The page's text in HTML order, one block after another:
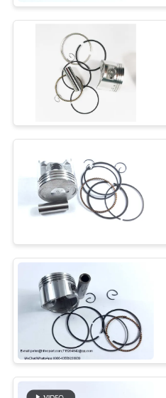
नियंत्रण
उद्धरण
अनुरोध
करें
साइटमैप
PRIVACY
POLICY